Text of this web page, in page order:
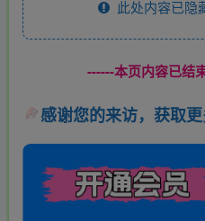
此处内容已隐
------本页内容已结
感谢您的来访，获取